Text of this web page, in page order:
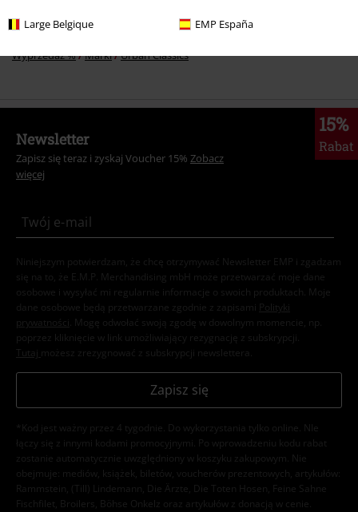
Large Belgique EMP España
Motywy Basics
Wyprzedaż % Marki Urban Classics
15%
Rabat
Newsletter
Zapisz się teraz i zyskaj Voucher 15% Zobacz
więcej
Niniejszym potwierdzam, że chcę otrzymywać Newsletter EMP i zgadzam
się na to, że E.M.P. Merchandising mbH może przetwarzać moje dane
osobowe i wysyłać mi regularnie informacje o swoich produktach. Moje
dane osobowe będą przetwarzane zgodnie z zapisami
Polityki
prywatności . Mogę odwołać swoją zgodę w dowolnym momencie, np.
poprzez kliknięcie w link umożliwiający rezygnację z subskrypcji.
Tutaj możesz zrezygnować z subskrypcji newslettera.
Zapisz się
*Kod jest ważny przez 4 tygodnie. Do wykorzystania tylko online. NIe
łączy się z innymi kodami promocyjnymi. Po wprowadzeniu kodu rabat
zostanie automatycznie uwzględniony w koszyku zakupowym. Nie
obejmuje: mediów, książek, biletów, voucherów prezentowych, artykułów:
Rammstein, (Till) Lindemann, Die Ärzte, Die Toten Hosen, Feine Sahne
Fischfilet, Broilers, Böhse Onkelz oraz artykułów z donacją w cenie.